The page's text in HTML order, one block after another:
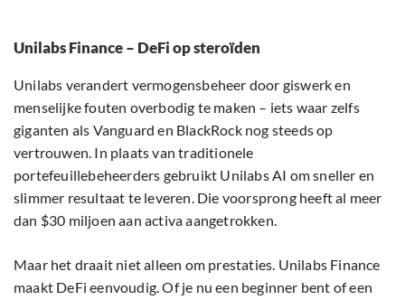
Unilabs Finance – DeFi op steroïden
Unilabs verandert vermogensbeheer door giswerk en
menselijke fouten overbodig te maken – iets waar zelfs
giganten als Vanguard en BlackRock nog steeds op
vertrouwen. In plaats van traditionele
portefeuillebeheerders gebruikt Unilabs AI om sneller en
slimmer resultaat te leveren. Die voorsprong heeft al meer
dan $30 miljoen aan activa aangetrokken.
Maar het draait niet alleen om prestaties. Unilabs Finance
maakt DeFi eenvoudig. Of je nu een beginner bent of een